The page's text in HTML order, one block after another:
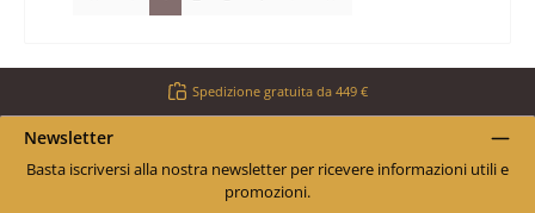
Spedizione gratuita da 449 €
Newsletter
Basta iscriversi alla nostra newsletter per ricevere informazioni utili e
promozioni.